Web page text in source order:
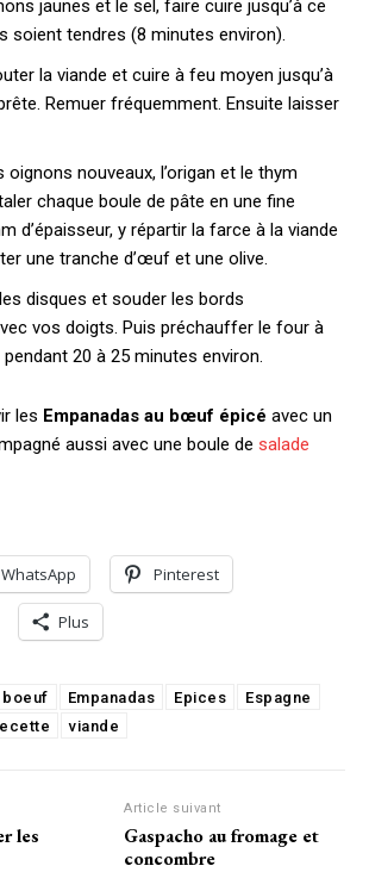
jaunes et le sel, faire cuire jusqu’à ce
soient tendres (8 minutes environ).
la viande et cuire à feu moyen jusqu’à
Remuer fréquemment. Ensuite laisser
oignons nouveaux, l’origan et le thym
chaque boule de pâte en une fine
d’épaisseur, y répartir la farce à la viande
une tranche d’œuf et une olive.
disques et souder les bords
vos doigts. Puis préchauffer le four à
pendant 20 à 25 minutes environ.
les Empanadas au bœuf épicé avec un
aussi avec une boule de salade
WhatsApp Pinterest
Plus
boeuf Empanadas Epices
Espagne
viande
les
Article suivant
Gaspacho au fromage et
concombre